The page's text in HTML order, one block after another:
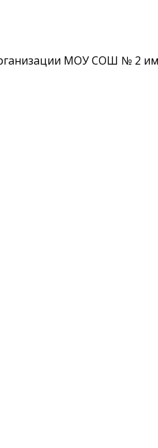
МОУ СОШ № 2 им.